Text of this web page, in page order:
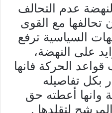
عدم التحالف
مع القوى
السياسية ترفع
على النهضة،
الحركة فانها
بكل تفاصيله
وانها أعطته حق
لتقلدها .